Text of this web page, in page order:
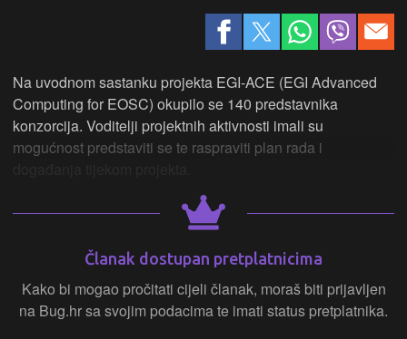
Na uvodnom sastanku projekta EGI-ACE (EGI Advanced
Computing for EOSC) okupilo se 140 predstavnika
konzorcija. Voditelji projektnih aktivnosti imali su
mogućnost predstaviti se te raspraviti plan rada i
Članak dostupan pretplatnicima
Kako bi mogao pročitati cijeli članak, moraš biti prijavljen
na Bug.hr sa svojim podacima te imati status pretplatnika.